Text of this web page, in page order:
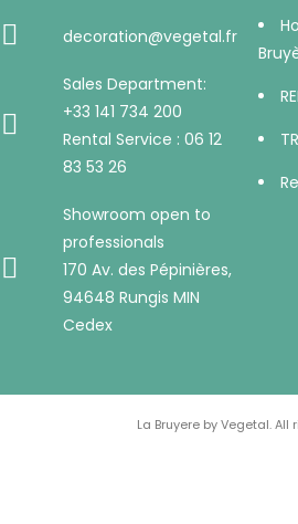
decoration@vegetal.fr
Sales Department:
+33 141 734 200
Rental Service : 06 12
83 53 26
Showroom open to
professionals
170 Av. des Pépinières,
94648 Rungis MIN
Cedex
La Bruyere by Vegetal.